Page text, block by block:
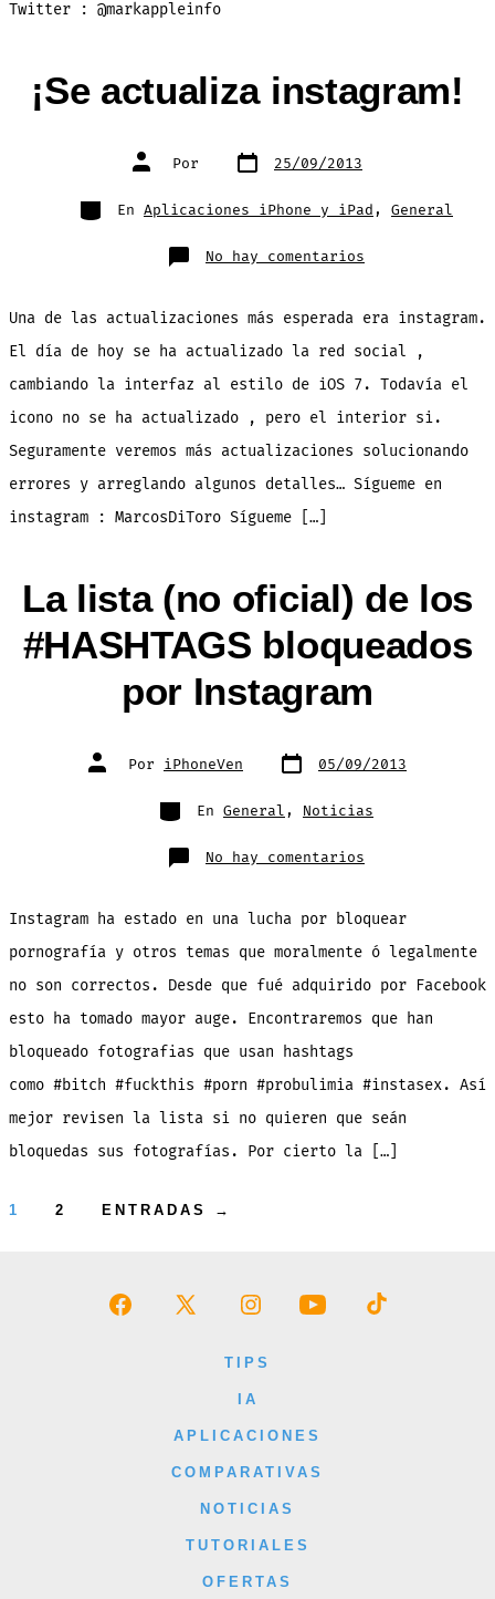
Twitter : @markappleinfo
¡Se actualiza instagram!
Autor
de Por Fecha
de 25/09/2013
Categorías
En Aplicaciones iPhone y iPad , General
No hay comentarios
¡Se
Una de las actualizaciones más esperada era instagram.
El día de hoy se ha actualizado la red social ,
cambiando la interfaz al estilo de iOS 7. Todavía el
icono no se ha actualizado , pero el interior si.
Seguramente veremos más actualizaciones solucionando
errores y arreglando algunos detalles… Sígueme en
instagram : MarcosDiToro Sígueme […]
La lista (no oficial) de los
#HASHTAGS bloqueados
por Instagram
Autor
de Por iPhoneVen Fecha
de 05/09/2013
Categorías
En General , Noticias
No hay comentarios
La
de
#HASHTAGS
bloqueados
Instagram
Instagram ha estado en una lucha por bloquear
pornografía y otros temas que moralmente ó legalmente
no son correctos. Desde que fué adquirido por Facebook
esto ha tomado mayor auge. Encontraremos que han
bloqueado fotografias que usan hashtags
como #bitch #fuckthis #porn #probulimia #instasex. Así
mejor revisen la lista si no quieren que seán
bloquedas sus fotografías. Por cierto la […]
Paginación
entradas
1 2 ENTRADAS →
Abrir
Abrir
Abrir
Instagram
Abrir
Abrir
TIPS
IA
APLICACIONES
COMPARATIVAS
NOTICIAS
TUTORIALES
OFERTAS